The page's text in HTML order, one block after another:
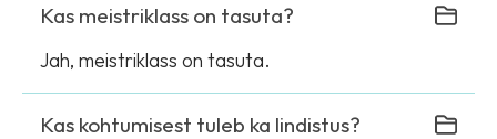
Kas meistriklass on tasuta?
Jah, meistriklass on tasuta.
Kas kohtumisest tuleb ka lindistus?